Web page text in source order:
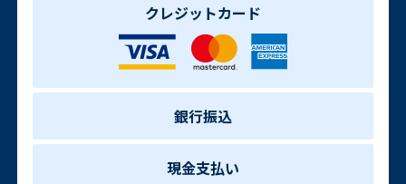
クレジットカード
銀行振込
現金支払い